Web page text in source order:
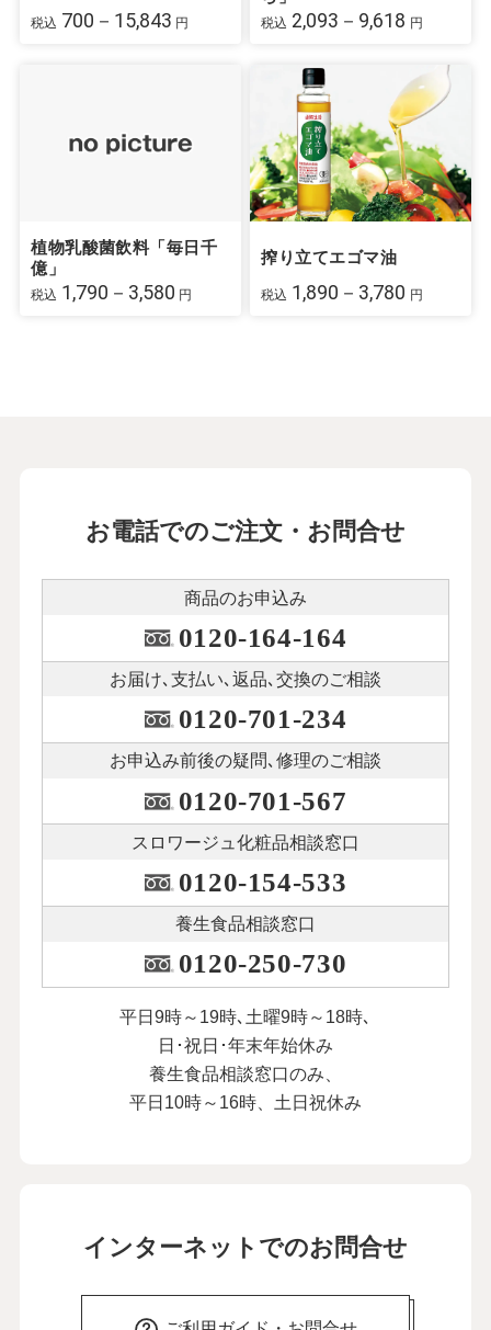
税込 700－15,843 円 税込 2,093－9,618 円
植物乳酸菌飲料「毎日千
億」
税込 1,790－3,580 円
搾り立てエゴマ油
税込 1,890－3,780 円
お電話でのご注文・お問合せ
商品のお申込み
0120-164-164
お届け､支払い､ 返品､交換のご相談
0120-701-234
お申込み前後の疑問､修理のご相談
0120-701-567
スロワージュ化粧品相談窓口
0120-154-533
養生食品相談窓口
0120-250-730
平日9時～19時､土曜9時～18時､
日･祝日･年末年始休み
養生食品相談窓口のみ、
平日10時～16時、土日祝休み
インターネットでのお問合せ